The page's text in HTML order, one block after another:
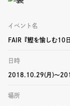
イベント名
FAIR『鰹を愉しむ10
日時
2018.10.29(月)〜
場所